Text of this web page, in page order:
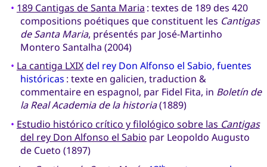
• 189 Cantigas de Santa Maria : textes de 189 des 420
compositions poétiques que constituent les Cantigas
de Santa Maria, présentés par José-Martinho
Montero Santalha (2004)
• La cantiga LXIXdel rey Don Alfonso el Sabio, fuentes
históricas : texte en galicien, traduction &
commentaire en espagnol, par Fidel Fita, in Boletín de
la Real Academia de la historia(1889)
• Estudio histórico crítico y filológico sobre las Cantigas
del rey Don Alfonso el Sabio par Leopoldo Augusto
de Cueto (1897)